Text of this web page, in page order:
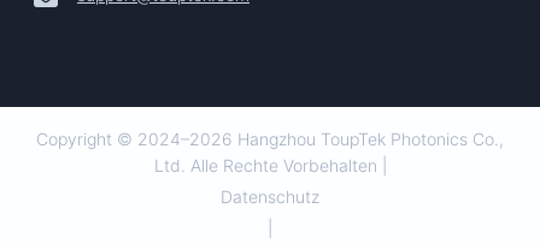
Copyright © 2024–2026 Hangzhou ToupTek Photonics Co.,
Ltd. Alle Rechte Vorbehalten |
Datenschutz